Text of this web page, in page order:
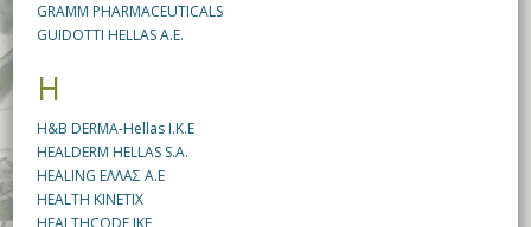
GRAMM PHARMACEUTICALS
GUIDOTTI HELLAS A.E.
H
H&B DERMA-Hellas I.K.E
HEALDERM HELLAS S.A.
HEALING ΕΛΛΑΣ Α.Ε
HEALTH KINETIX
HEALTHCODE IKE